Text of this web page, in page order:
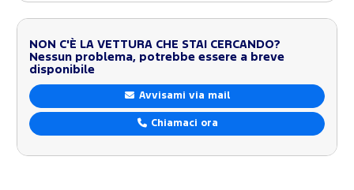
NON C'È LA VETTURA CHE STAI CERCANDO?
Nessun problema, potrebbe essere a breve
disponibile
Avvisami via mail
Chiamaci ora